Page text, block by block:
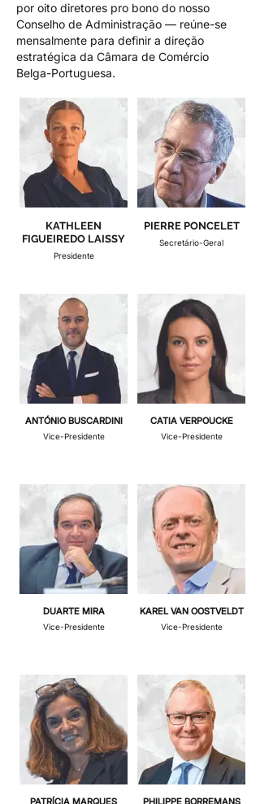
por oito diretores pro bono do nosso
Conselho de Administração — reúne-se
mensalmente para definir a direção
estratégica da Câmara de Comércio
Belga-Portuguesa.
KATHLEEN
FIGUEIREDO LAISSY
Presidente
PIERRE PONCELET
Secretário-Geral
ANTÓNIO BUSCARDINI
Vice-Presidente
CATIA VERPOUCKE
Vice-Presidente
DUARTE MIRA
Vice-Presidente
KAREL VAN OOSTVELDT
Vice-Presidente
PATRÍCIA MARQUES PHILIPPE BORREMANS